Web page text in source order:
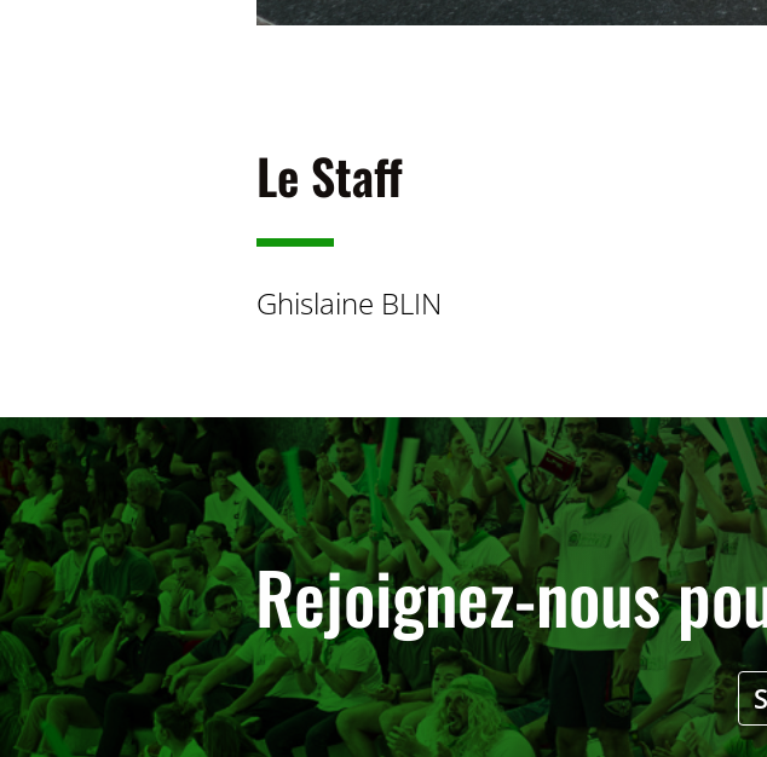
Le Staff
Ghislaine BLIN
Rejoignez-nous